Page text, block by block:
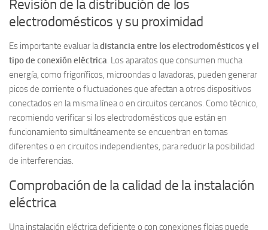
Revisión de la distribución de los
electrodomésticos y su proximidad
Es importante evaluar ladistancia entre los electrodomésticos y el
tipo de conexión eléctrica. Los aparatos que consumen mucha
energía, como frigoríficos, microondas o lavadoras, pueden generar
picos de corriente o fluctuaciones que afectan a otros dispositivos
conectados en la misma línea o en circuitos cercanos. Como técnico,
recomiendo verificar si los electrodomésticos que están en
funcionamiento simultáneamente se encuentran en tomas
diferentes o en circuitos independientes, para reducir la posibilidad
de interferencias.
Comprobación de la calidad de la instalación
eléctrica
Una instalación eléctrica deficiente o con conexiones flojas puede